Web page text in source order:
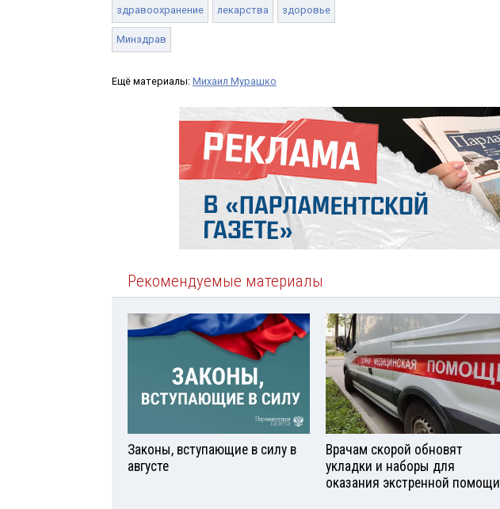
здравоохранение лекарства здоровье
Минздрав
Ещё материалы: Михаил Мурашко
Рекомендуемые материалы
Законы, вступающие в силу в
августе
Врачам скорой обновят
укладки и наборы для
оказания экстренной помощи